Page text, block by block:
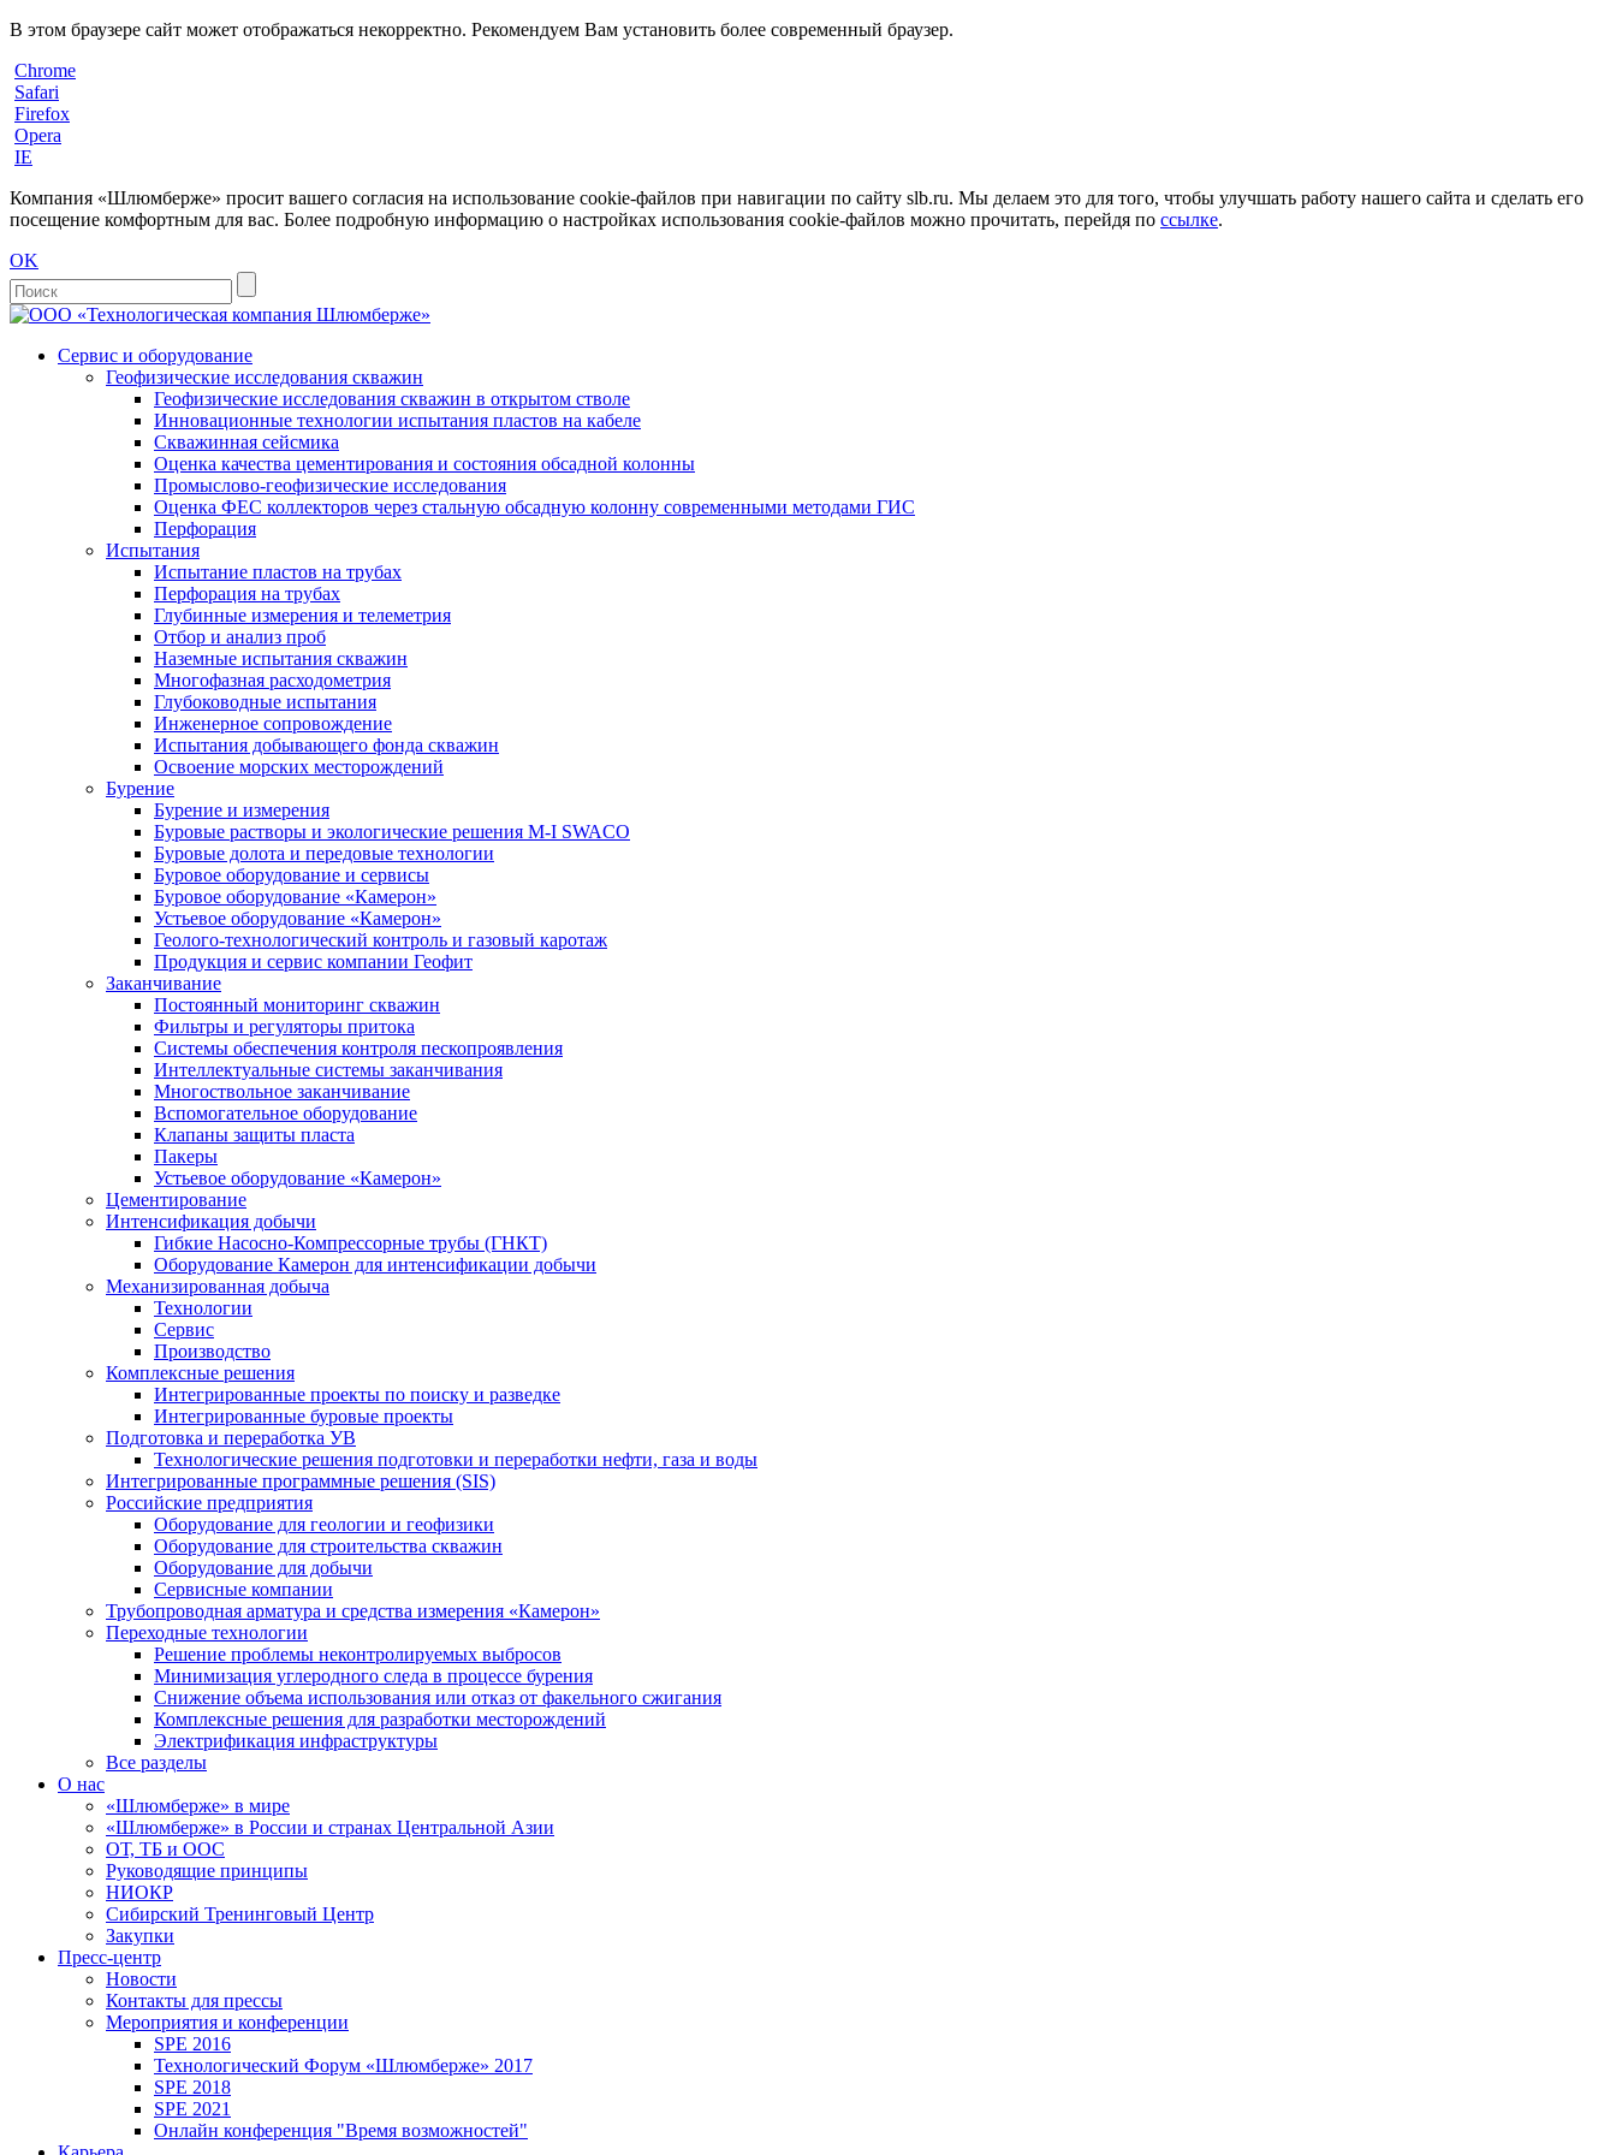
В этом браузере сайт может отображаться некорректно. Рекомендуем Вам установить более современный браузер.
Chrome
Safari
Firefox
Opera
IE
Компания «Шлюмберже» просит вашего согласия на использование cookie-файлов при навигации по сайту slb.ru. Мы делаем это для того, чтобы улучшать работу нашего сайта и сделать его
посещение комфортным для вас. Более подробную информацию о настройках использования cookie-файлов можно прочитать, перейдя по ссылке.
OK
Сервис и оборудование
Геофизические исследования скважин
Геофизические исследования скважин в открытом стволе
Инновационные технологии испытания пластов на кабеле
Скважинная сейсмика
Оценка качества цементирования и состояния обсадной колонны
Промыслово-геофизические исследования
Оценка ФЕС коллекторов через стальную обсадную колонну современными методами ГИС
Перфорация
Испытания
Испытание пластов на трубах
Перфорация на трубах
Глубинные измерения и телеметрия
Отбор и анализ проб
Наземные испытания скважин
Многофазная расходометрия
Глубоководные испытания
Инженерное сопровождение
Испытания добывающего фонда скважин
Освоение морских месторождений
Бурение
Бурение и измерения
Буровые растворы и экологические решения M-I SWACO
Буровые долота и передовые технологии
Буровое оборудование и сервисы
Буровое оборудование «Камерон»
Устьевое оборудование «Камерон»
Геолого-технологический контроль и газовый каротаж
Продукция и сервис компании Геофит
Заканчивание
Постоянный мониторинг скважин
Фильтры и регуляторы притока
Cистемы обеспечения контроля пескопроявления
Интеллектуальные системы заканчивания
Многоствольное заканчивание
Вспомогательное оборудование
Клапаны защиты пласта
Пакеры
Устьевое оборудование «Камерон»
Цементирование
Интенсификация добычи
Гибкие Насосно-Компрессорные трубы (ГНКТ)
Оборудование Камерон для интенсификации добычи
Механизированная добыча
Технологии
Сервис
Производство
Комплексные решения
Интегрированные проекты по поиску и разведке
Интегрированные буровые проекты
Подготовка и переработка УВ
Технологические решения подготовки и переработки нефти, газа и воды
Интегрированные программные решения (SIS)
Российские предприятия
Оборудование для геологии и геофизики
Оборудование для строительства скважин
Оборудование для добычи
Сервисные компании
Трубопроводная арматура и средства измерения «Камерон»
Переходные технологии
Решение проблемы неконтролируемых выбросов
Минимизация углеродного следа в процессе бурения
Снижение объема использования или отказ от факельного сжигания
Комплексные решения для разработки месторождений
Электрификация инфраструктуры
Все разделы
О нас
«Шлюмберже» в мире
«Шлюмберже» в России и странах Центральной Азии
ОТ, ТБ и ООС
Руководящие принципы
НИОКР
Сибирский Тренинговый Центр
Закупки
Пресс-центр
Новости
Контакты для прессы
Мероприятия и конференции
SPE 2016
Технологический Форум «Шлюмберже» 2017
SPE 2018
SPE 2021
Онлайн конференция "Время возможностей"